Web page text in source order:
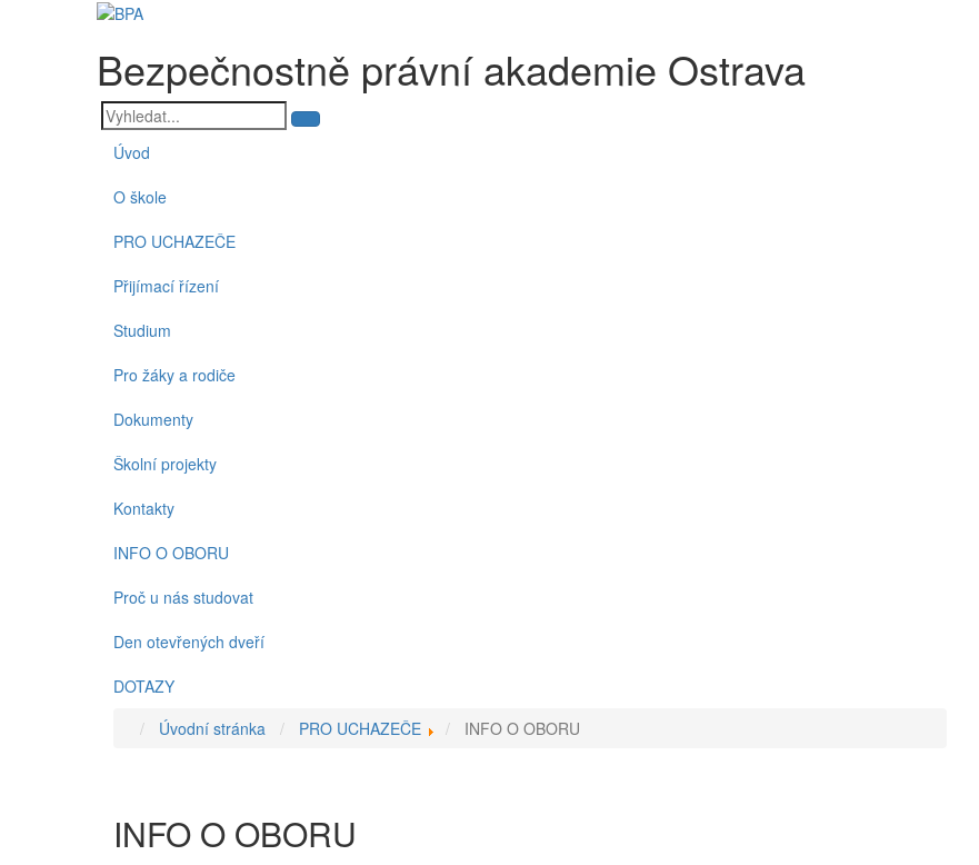
Bezpečnostně právní akademie Ostrava
Úvod
O škole
PRO UCHAZEČE
Přijímací řízení
Studium
Pro žáky a rodiče
Dokumenty
Školní projekty
Kontakty
INFO O OBORU
Proč u nás studovat
Den otevřených dveří
DOTAZY
Úvodní stránka
PRO UCHAZEČE INFO O OBORU
INFO O OBORU